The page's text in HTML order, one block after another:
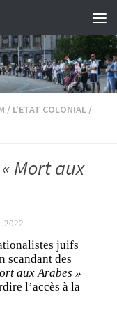
/ L'ETAT COLONIAL /
« Mort aux
2022
juifs
scandant des
aux Arabes »
l’accès à la